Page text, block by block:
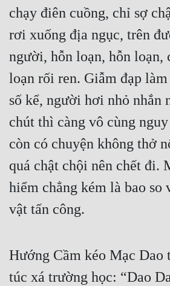
Điềm Đạm
chạy điên cuồng, chỉ sợ
rơi xuống địa ngục, trên
người, hỗn loạn, hỗn loạn,
loạn rối ren. Giẫm đạp
số kể, người hơi nhỏ nhắn
chút thì càng vô cùng
còn có chuyện không thở
quá chật chội nên chết đi.
hiểm chẳng kém là bao
vật tấn công.
Hướng Cầm kéo Mạc Dao
túc xá trường học: “Dao